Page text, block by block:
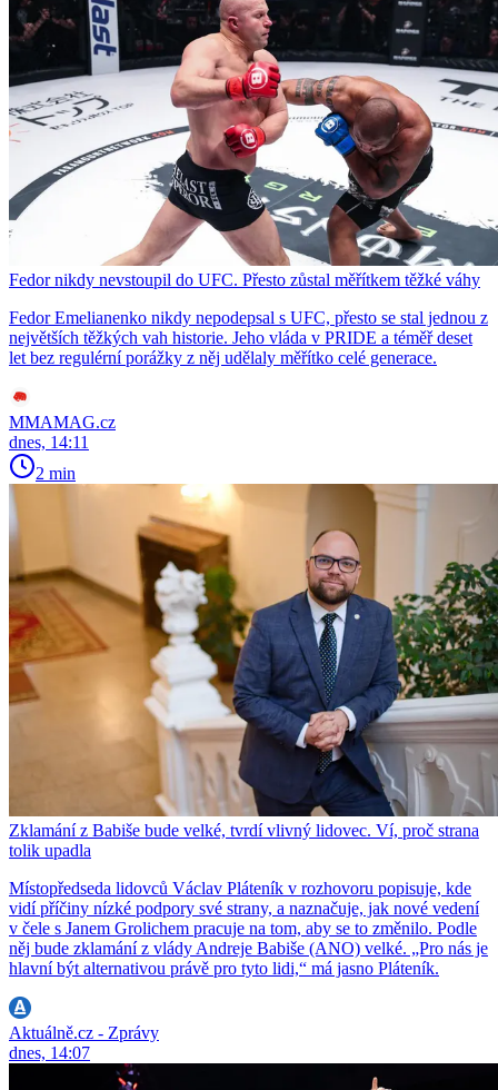
Fedor nikdy nevstoupil do UFC. Přesto zůstal měřítkem těžké váhy
Fedor Emelianenko nikdy nepodepsal s UFC, přesto se stal jednou z
největších těžkých vah historie. Jeho vláda v PRIDE a téměř deset
let bez regulérní porážky z něj udělaly měřítko celé generace.
MMAMAG.cz
dnes, 14:11
2 min
Zklamání z Babiše bude velké, tvrdí vlivný lidovec. Ví, proč strana
tolik upadla
Místopředseda lidovců Václav Pláteník v rozhovoru popisuje, kde
vidí příčiny nízké podpory své strany, a naznačuje, jak nové vedení
v čele s Janem Grolichem pracuje na tom, aby se to změnilo. Podle
něj bude zklamání z vlády Andreje Babiše (ANO) velké. „Pro nás je
hlavní být alternativou právě pro tyto lidi,“ má jasno Pláteník.
Aktuálně.cz - Zprávy
dnes, 14:07